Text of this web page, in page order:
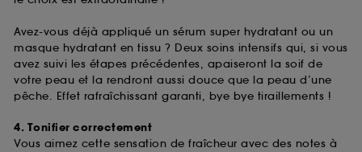
Avez-vous déjà appliqué un sérum super hydratant ou un
masque hydratant en tissu ? Deux soins intensifs qui, si vous
avez suivi les étapes précédentes, apaiseront la soif de
votre peau et la rendront aussi douce que la peau d’une
pêche. Effet rafraîchissant garanti, bye bye tiraillements !
4. Tonifier correctement
Vous aimez cette sensation de fraîcheur avec des notes à